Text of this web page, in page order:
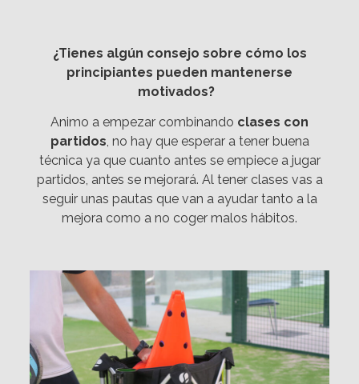
¿Tienes algún consejo sobre cómo los
principiantes pueden mantenerse
motivados?
Animo a empezar combinando clases con
partidos, no hay que esperar a tener buena
técnica ya que cuanto antes se empiece a jugar
partidos, antes se mejorará. Al tener clases vas a
seguir unas pautas que van a ayudar tanto a la
mejora como a no coger malos hábitos.